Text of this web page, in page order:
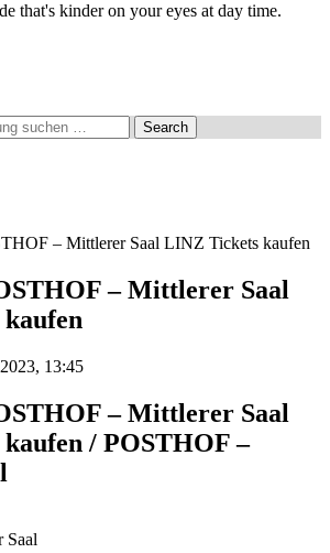
that's kinder on your eyes at day time.
Search
– Mittlerer Saal LINZ Tickets kaufen
– Mittlerer Saal
13:45
– Mittlerer Saal
/ POSTHOF –
Saal